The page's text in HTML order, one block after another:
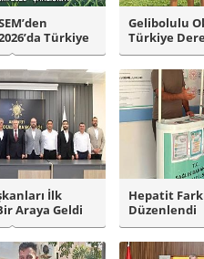
Türkiye
Gelibolulu
Türkiye
İlk
Araya Geldi
Hepatit
Düzenlendi